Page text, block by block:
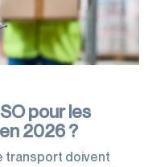
pour les
2026 ?
transport doivent